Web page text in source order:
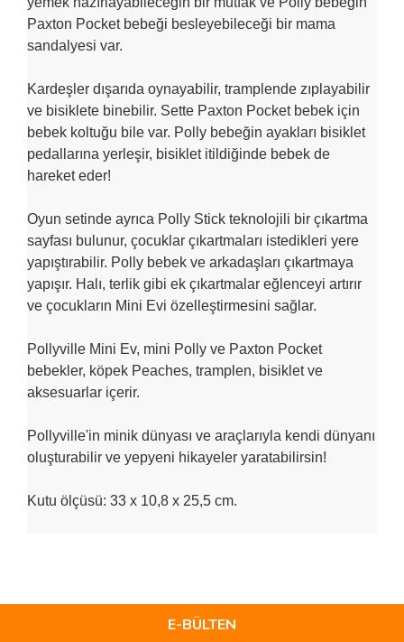
Paxton Pocket bebeği besleyebileceği bir mama
sandalyesi var.
Kardeşler dışarıda oynayabilir, tramplende zıplayabilir
ve bisiklete binebilir. Sette Paxton Pocket bebek için
bebek koltuğu bile var. Polly bebeğin ayakları bisiklet
pedallarına yerleşir, bisiklet itildiğinde bebek de
hareket eder!
Oyun setinde ayrıca Polly Stick teknolojili bir çıkartma
sayfası bulunur, çocuklar çıkartmaları istedikleri yere
yapıştırabilir. Polly bebek ve arkadaşları çıkartmaya
yapışır. Halı, terlik gibi ek çıkartmalar eğlenceyi artırır
ve çocukların Mini Evi özelleştirmesini sağlar.
Pollyville Mini Ev, mini Polly ve Paxton Pocket
bebekler, köpek Peaches, tramplen, bisiklet ve
aksesuarlar içerir.
Pollyville'in minik dünyası ve araçlarıyla kendi dünyanı
oluşturabilir ve yepyeni hikayeler yaratabilirsin!
Kutu ölçüsü: 33 x 10,8 x 25,5 cm.
kullanarak tarafımıza iletebilirsiniz.
Görüş ve önerileriniz için teşekkür ederiz.
E-BÜLTEN